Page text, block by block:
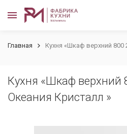
Главная Кухня «Шкаф верхний 800
Кухня «Шкаф верхний
Океания Кристалл »